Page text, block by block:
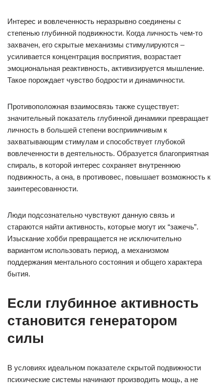
Интерес и вовлеченность неразрывно соединены с
степенью глубинной подвижности. Когда личность чем-то
захвачен, его скрытые механизмы стимулируются –
усиливается концентрация восприятия, возрастает
эмоциональная реактивность, активизируется мышление.
Такое порождает чувство бодрости и динамичности.
Противоположная взаимосвязь также существует:
значительный показатель глубинной динамики превращает
личность в большей степени восприимчивым к
захватывающим стимулам и способствует глубокой
вовлеченности в деятельность. Образуется благоприятная
спираль, в которой интерес сохраняет внутреннюю
подвижность, а она, в противовес, повышает возможность к
заинтересованности.
Люди подсознательно чувствуют данную связь и
стараются найти активность, которые могут их “зажечь”.
Изыскание хобби превращается не исключительно
вариантом использовать период, а механизмом
поддержания ментального состояния и общего характера
бытия.
Если глубинное активность
становится генератором
силы
В условиях идеальном показателе скрытой подвижности
психические системы начинают производить мощь, а не